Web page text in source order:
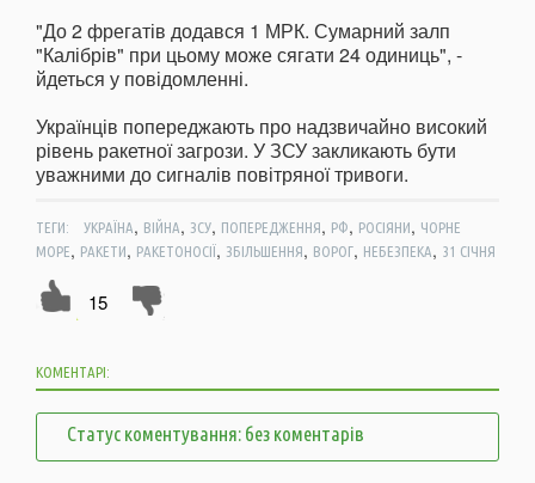
"До 2 фрегатів додався 1 МРК. Сумарний залп
"Калібрів" при цьому може сягати 24 одиниць", -
йдеться у повідомленні.
Українців попереджають про надзвичайно високий
рівень ракетної загрози. У ЗСУ закликають бути
уважними до сигналів повітряної тривоги.
ТЕГИ: УКРАЇНА, ВІЙНА, ЗСУ, ПОПЕРЕДЖЕННЯ, РФ, РОСІЯНИ, ЧОРНЕ
МОРЕ, РАКЕТИ, РАКЕТОНОСІЇ, ЗБІЛЬШЕННЯ, ВОРОГ, НЕБЕЗПЕКА, 31 СІЧНЯ
15
КОМЕНТАРІ:
Статус коментування: без коментарів